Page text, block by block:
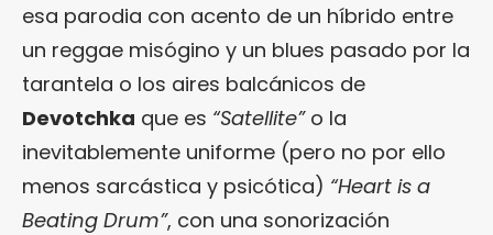
esa parodia con acento de un híbrido entre
un reggae misógino y un blues pasado por la
tarantela o los aires balcánicos de
Devotchka que es “Satellite”o la
inevitablemente uniforme (pero no por ello
menos sarcástica y psicótica) “Heart is a
Beating Drum”, con una sonorización